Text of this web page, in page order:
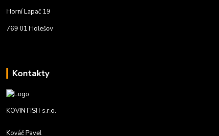
Horní Lapač 19
769 01 Holešov
Kontakty
KOVIN FISH s.r.o.
Kováč Pavel